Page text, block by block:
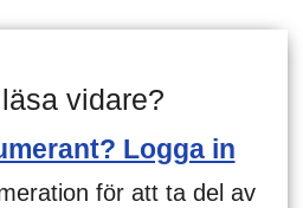
vidare?
Logga in
för att ta del av